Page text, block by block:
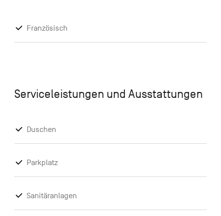
Französisch
Serviceleistungen und Ausstattungen
Duschen
Parkplatz
Sanitäranlagen